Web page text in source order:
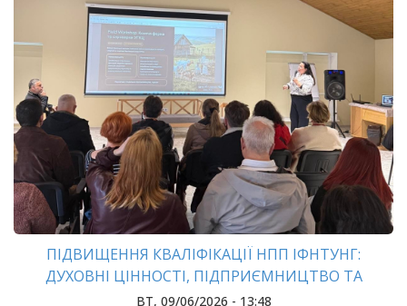
ПІДВИЩЕННЯ КВАЛІФІКАЦІЇ НПП ІФНТУНГ:
ДУХОВНІ ЦІННОСТІ, ПІДПРИЄМНИЦТВО ТА
РОЗВИТОК ГРОМАД
ВТ, 09/06/2026 - 13:48